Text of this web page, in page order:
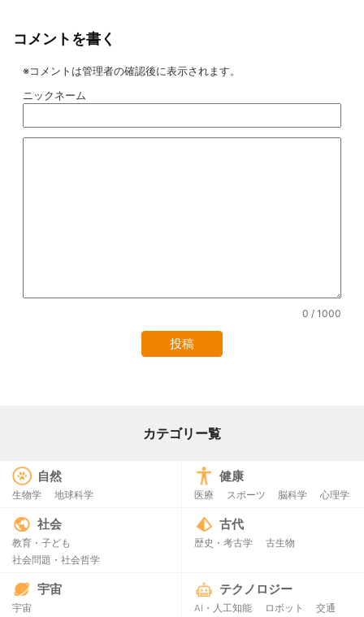
コメントを書く
※コメントは管理者の確認後に表示されます。
ニックネーム
0 / 1000
カテゴリー覧
自然
生物学 地球科学
健康
医療 スポーツ 脳科学 心理学
社会
教育・子ども
社会問題・社会哲学
古代
歴史・考古学 古生物
宇宙
宇宙
テクノロジー
AI・人工知能 ロボット
交通